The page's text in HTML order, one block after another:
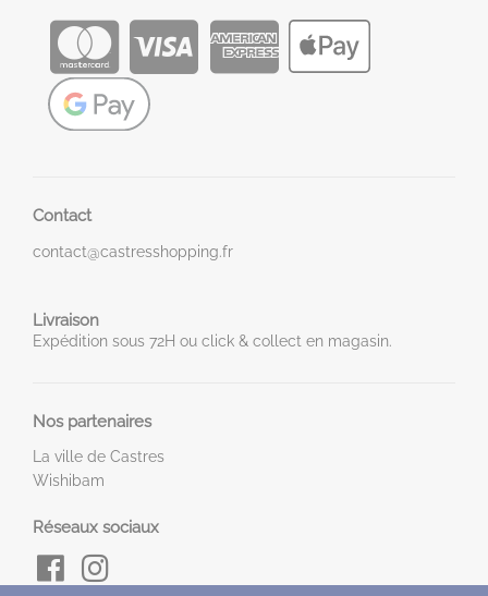
Contact
contact@castresshopping.fr
Livraison
Expédition sous 72H ou click & collect en magasin.
Nos partenaires
La ville de Castres
Wishibam
Réseaux sociaux